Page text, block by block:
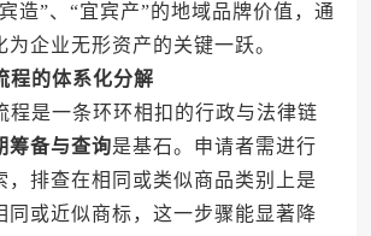
造”、“宜宾产”的地域品牌价值，通
企业无形资产的关键一跃。
程的体系化分解
是一条环环相扣的行政与法律链
筹备与查询是基石。申请者需进行
，排查在相同或类似商品类别上是
同或近似商标，这一步骤能显著降